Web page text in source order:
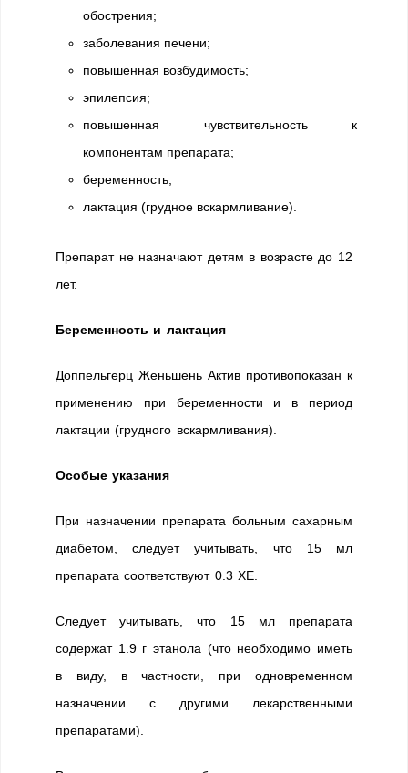
обострения;
заболевания печени;
повышенная возбудимость;
эпилепсия;
повышенная чувствительность к
компонентам препарата;
беременность;
лактация (грудное вскармливание).
Препарат не назначают детям в возрасте до 12
лет.
Беременность и лактация
Доппельгерц Женьшень Актив противопоказан к
применению при беременности и в период
лактации (грудного вскармливания).
Особые указания
При назначении препарата больным сахарным
диабетом, следует учитывать, что 15 мл
препарата соответствуют 0.3 ХЕ.
Следует учитывать, что 15 мл препарата
содержат 1.9 г этанола (что необходимо иметь
в виду, в частности, при одновременном
назначении с другими лекарственными
препаратами).